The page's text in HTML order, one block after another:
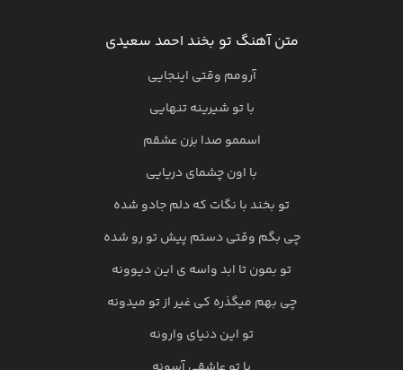
متن آهنگ تو بخند احمد سعیدی
آرومم وقتی اینجایی
با تو شیرینه تنهایی
اسممو صدا بزن عشقم
با اون چشمای دریایی
تو بخند با نگات که دلم جادو شده
چی بگم وقتی دستم پیش تو رو شده
تو بمون تا ابد واسه ی این دیوونه
چی بهم میگذره کی غیر از تو میدونه
تو این دنیای وارونه